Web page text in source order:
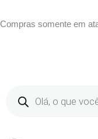
para
Compras somente em